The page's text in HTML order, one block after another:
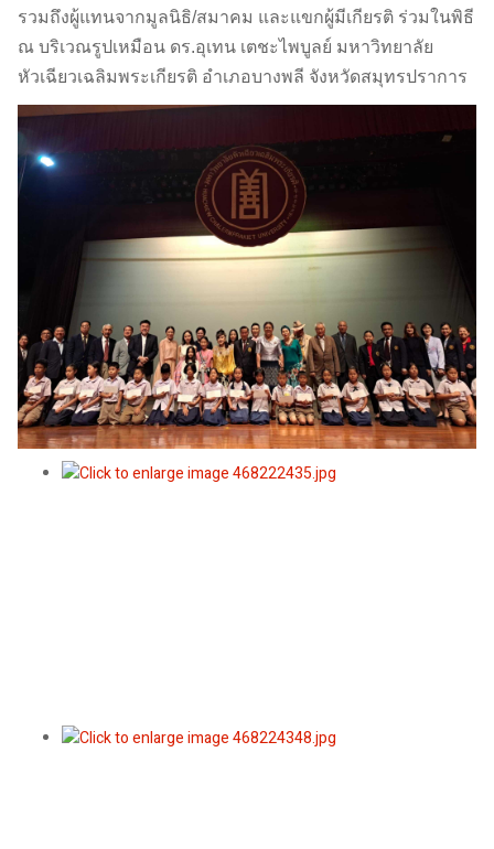
รวมถึงผู้แทนจากมูลนิธิ/สมาคม และแขกผู้มีเกียรติ ร่วมในพิธี
ณ บริเวณรูปเหมือน ดร.อุเทน เตชะไพบูลย์ มหาวิทยาลัย
หัวเฉียวเฉลิมพระเกียรติ อำเภอบางพลี จังหวัดสมุทรปราการ